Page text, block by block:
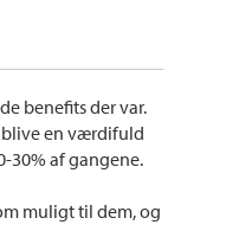
benefits der var.
blive en værdifuld
30% af gangene.
muligt til dem, og